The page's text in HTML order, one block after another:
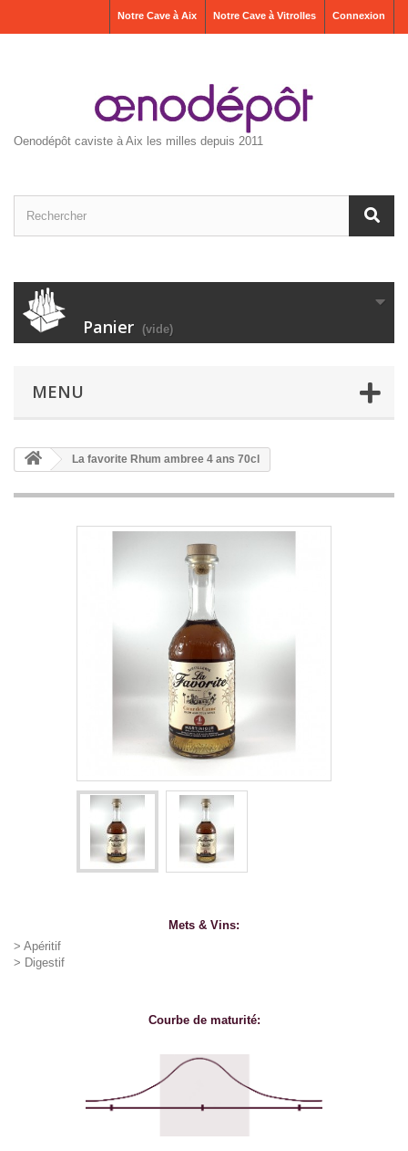
Connexion
Notre Cave à Vitrolles
Notre Cave à Aix
Oenodépôt caviste à Aix les milles depuis 2011
Panier (vide)
MENU
La favorite Rhum ambree 4 ans 70cl
Mets & Vins:
> Apéritif
> Digestif
Courbe de maturité: